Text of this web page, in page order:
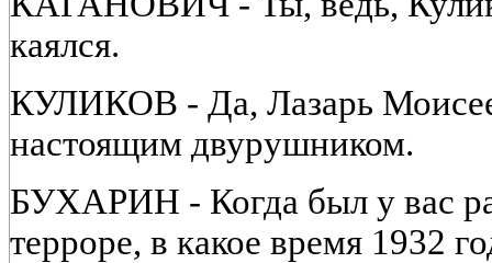
каялся.
КУЛИКОВ - Да, Лазарь
настоящим двурушником.
БУХАРИН - Когда был у вас
терроре, в какое время 1932